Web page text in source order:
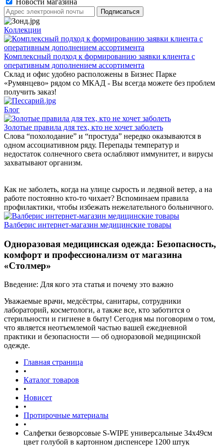
Новости магазина
Коллекции
Комплексный подход к формированию заявки клиента с
оперативным дополнением ассортимента
Склад и офис удобно расположены в Бизнес Парке
«Румянцево» рядом со МКАД - Вы всегда можете без проблем
получить заказ!
Блог
Золотые правила для тех, кто не хочет заболеть
Слова “похолодание” и “простуда” нередко оказываются в
одном ассоциативном ряду. Перепады температур и
недостаток солнечного света ослабляют иммунитет, и вирусы
захватывают организм.
Как не заболеть, когда на улице сырость и ледяной ветер, а на
работе постоянно кто-то чихает? Вспоминаем правила
профилактики, чтобы избежать нежелательного больничного.
Валберис интернет-магазин медицинские товары
Одноразовая медицинская одежда: Безопасность,
комфорт и профессионализм от магазина
«Столмер»
Введение: Для кого эта статья и почему это важно
Уважаемые врачи, медсёстры, санитары, сотрудники
лабораторий, косметологи, а также все, кто заботится о
стерильности и гигиене в быту! Сегодня мы поговорим о том,
что является неотъемлемой частью вашей ежедневной
практики и безопасности — об одноразовой медицинской
одежде.
Главная страница
•
Каталог товаров
•
Новисет
•
Протирочные материалы
•
Салфетки безворсовые S-WIPE универсальные 34х49см
цвет голубой в картонном диспенсере 1200 штук